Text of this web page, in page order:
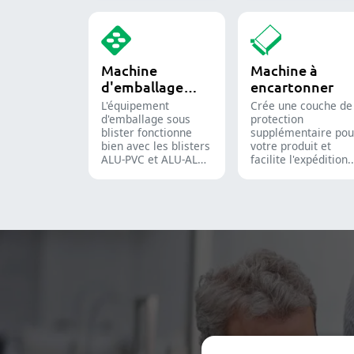
granulés, pastilles ou
liquides dans la
production
pharmaceutique et
les compléments
alimentaires.
Machine
d'emballage
sous blister
L'équipement
d'emballage sous
blister fonctionne
bien avec les blisters
ALU-PVC et ALU-ALU,
Machine à
encartonner
Crée une couche de
protection
supplémentaire
votre produit et
facilite l'expédition.
cosmétique et
alimentaire.